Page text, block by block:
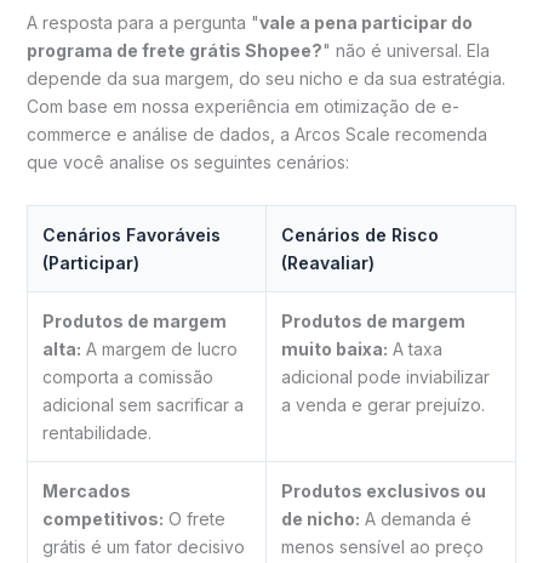
A resposta para a pergunta "vale a pena participar do
programa de frete grátis Shopee?" não é universal. Ela
depende da sua margem, do seu nicho e da sua estratégia.
Com base em nossa experiência em otimização de e-
commerce e análise de dados, a Arcos Scale recomenda
que você analise os seguintes cenários:
Cenários Favoráveis
(Participar)
Cenários de Risco
(Reavaliar)
Produtos de margem
alta: A margem de lucro
comporta a comissão
adicional sem sacrificar a
rentabilidade.
Produtos de margem
muito baixa: A taxa
adicional pode inviabilizar
a venda e gerar prejuízo.
Mercados
competitivos: O frete
grátis é um fator decisivo
Produtos exclusivos ou
de nicho: A demanda é
menos sensível ao preço